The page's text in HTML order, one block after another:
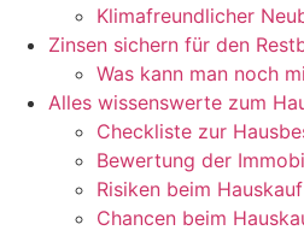
Klimafreundlicher
Zinsen sichern für den
Was kann man noch
Alles wissenswerte zum
Checkliste zur
Bewertung der
Risiken beim Hauskauf
Chancen beim